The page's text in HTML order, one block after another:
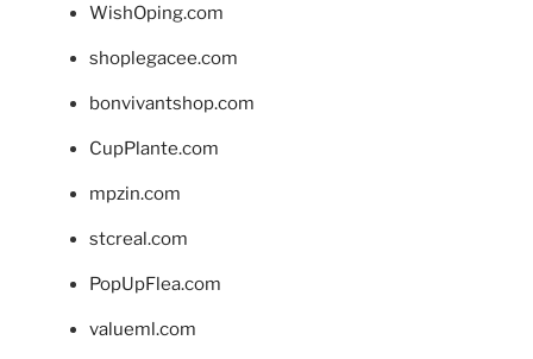
WishOping.com
shoplegacee.com
bonvivantshop.com
CupPlante.com
mpzin.com
stcreal.com
PopUpFlea.com
valueml.com